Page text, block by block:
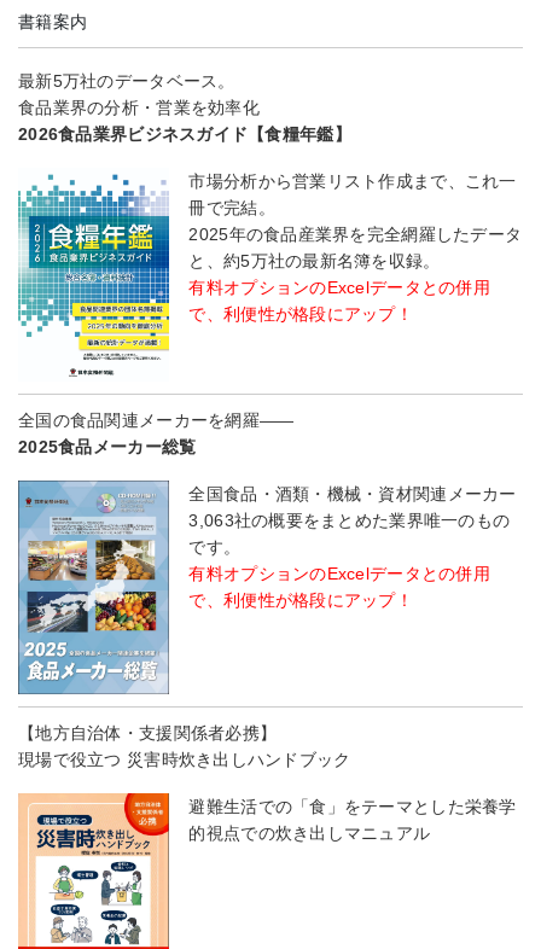
書籍案内
最新5万社のデータベース。
食品業界の分析・営業を効率化
2026食品業界ビジネスガイド【食糧年鑑】
市場分析から営業リスト作成まで、これ一
冊で完結。
2025年の食品産業界を完全網羅したデータ
と、約5万社の最新名簿を収録。
有料オプションのExcelデータとの併用
で、利便性が格段にアップ！
全国の食品関連メーカーを網羅――
2025食品メーカー総覧
全国食品・酒類・機械・資材関連メーカー
3,063社の概要をまとめた業界唯一のもの
です。
有料オプションのExcelデータとの併用
で、利便性が格段にアップ！
【地方自治体・支援関係者必携】
現場で役立つ 災害時炊き出しハンドブック
避難生活での「食」をテーマとした栄養学
的視点での炊き出しマニュアル